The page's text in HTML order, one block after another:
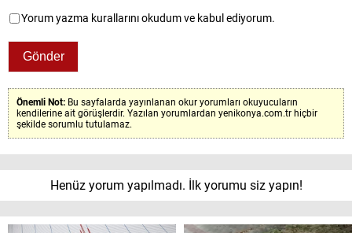
Yorum yazma kurallarını okudum ve kabul ediyorum.
Önemli Not: Bu sayfalarda yayınlanan okur yorumları okuyucuların
kendilerine ait görüşlerdir. Yazılan yorumlardan yenikonya.com.tr hiçbir
şekilde sorumlu tutulamaz.
Henüz yorum yapılmadı. İlk yorumu siz yapın!